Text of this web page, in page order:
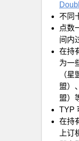
不同
点数
间内
在持
为一
（
盟）、
盟）
TYP
在持
上